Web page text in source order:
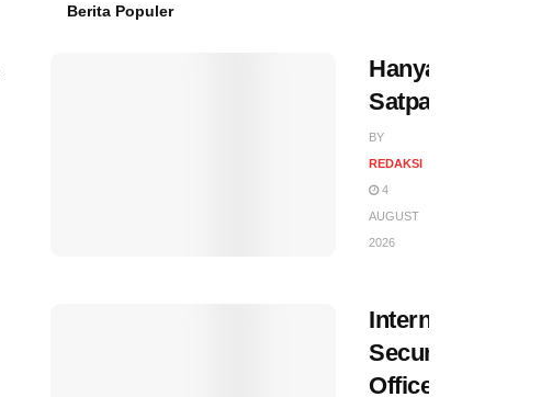
Berita Populer
Hanya
Satpam…?
BY
REDAKSI
4
AUGUST
2026
International
Security
Officer